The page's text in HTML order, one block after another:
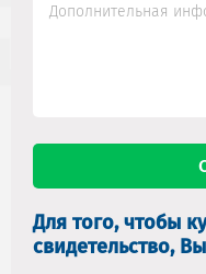
Для того, чтобы
свидетельство,